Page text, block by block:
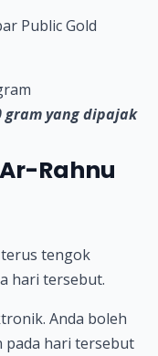
Public Gold
gram yang dipajak
Rahnu
terus tengok
hari tersebut.
Anda boleh
pada hari tersebut